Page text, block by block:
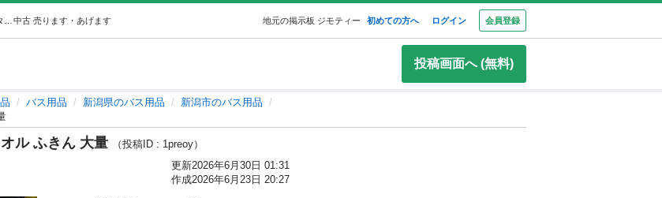
中古 売ります・あげます 地元の掲示板 ジモティー 初めての方へ ログイン 会員登録
投稿画面へ (無料)
バス用品 新潟県のバス用品
新潟市のバス用品
ル ふきん 大量
（投稿ID : 1preoy）
更新2026年6月30日 01:31
作成2026年6月23日 20:27